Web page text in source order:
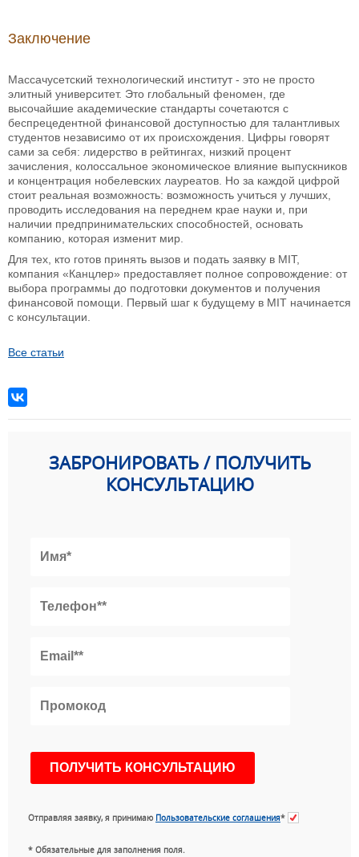
Заключение
Массачусетский технологический институт - это не просто
элитный университет. Это глобальный феномен, где
высочайшие академические стандарты сочетаются с
беспрецедентной финансовой доступностью для талантливых
студентов независимо от их происхождения. Цифры говорят
сами за себя: лидерство в рейтингах, низкий процент
зачисления, колоссальное экономическое влияние выпускников
и концентрация нобелевских лауреатов. Но за каждой цифрой
стоит реальная возможность: возможность учиться у лучших,
проводить исследования на переднем крае науки и, при
наличии предпринимательских способностей, основать
компанию, которая изменит мир.
Для тех, кто готов принять вызов и подать заявку в MIT,
компания «Канцлер» предоставляет полное сопровождение: от
выбора программы до подготовки документов и получения
финансовой помощи. Первый шаг к будущему в MIT начинается
с консультации.
Все статьи
ЗАБРОНИРОВАТЬ / ПОЛУЧИТЬ
КОНСУЛЬТАЦИЮ
Отправляя заявку, я принимаю Пользовательские соглашения*
* Обязательные для заполнения поля.